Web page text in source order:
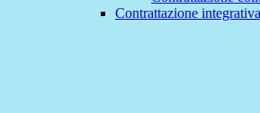
Contrattazione integrativa